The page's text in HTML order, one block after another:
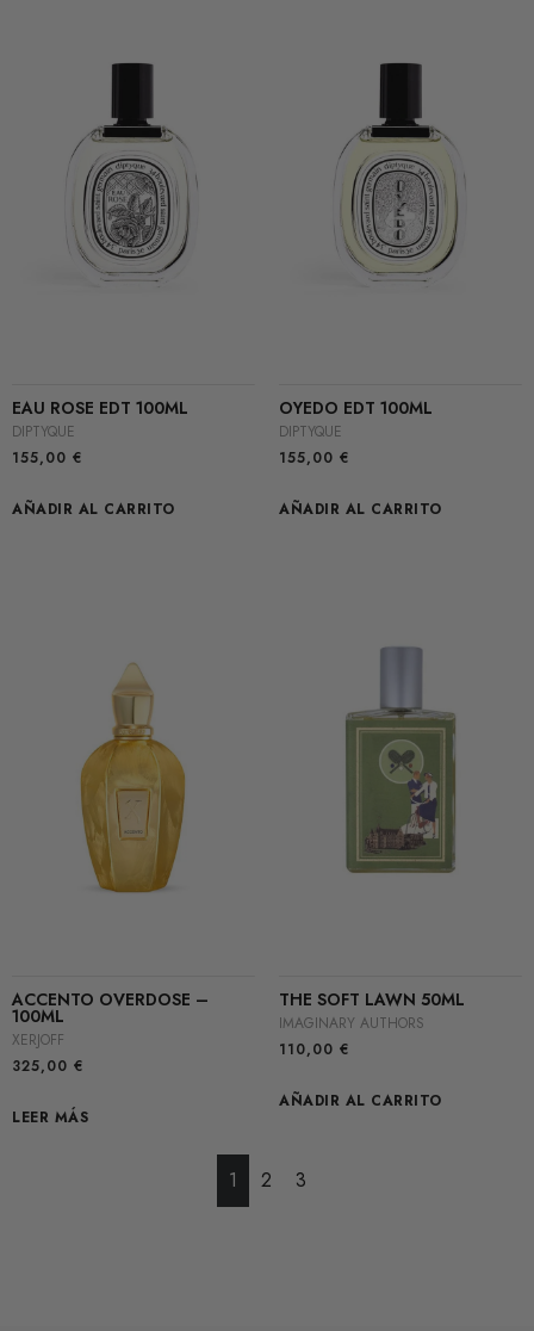
EAU ROSE EDT 100ML
DIPTYQUE
155,00 €
AÑADIR AL CARRITO
OYEDO EDT 100ML
DIPTYQUE
155,00 €
AÑADIR AL CARRITO
ACCENTO OVERDOSE –
100ML
XERJOFF
325,00 €
LEER MÁS
THE SOFT LAWN 50ML
IMAGINARY AUTHORS
110,00 €
AÑADIR AL CARRITO
1 2 3